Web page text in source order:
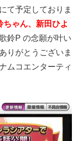
て予定しておりま
ちゃん、新田ひよ
鈴P の念願が叶い
りがとうございま
ムコエンターティ